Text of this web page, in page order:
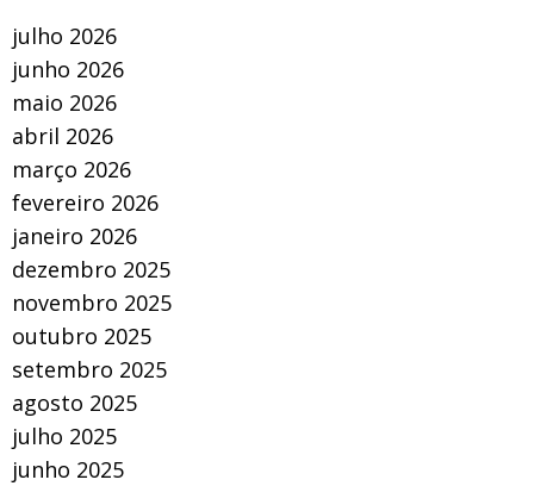
julho 2026
junho 2026
maio 2026
abril 2026
março 2026
fevereiro 2026
janeiro 2026
dezembro 2025
novembro 2025
outubro 2025
setembro 2025
agosto 2025
julho 2025
junho 2025